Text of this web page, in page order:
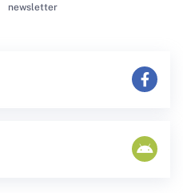
newsletter